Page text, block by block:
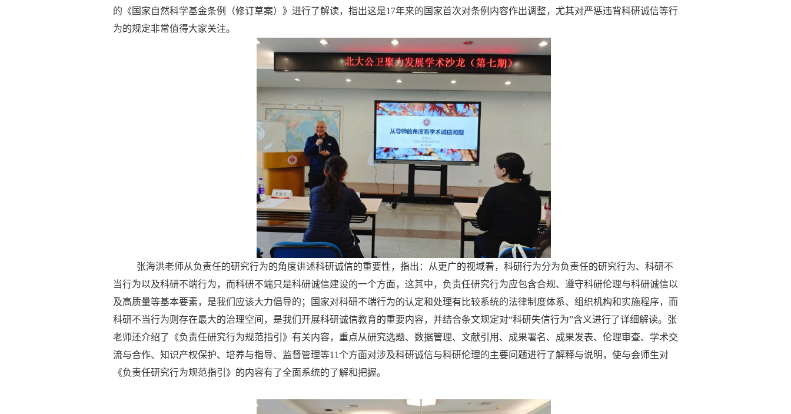
的《国家自然科学基金条例（修订草案）》进行了解读，指出这是17年来的国家首次对条例内容作出调整，尤其对严惩违背科研诚信等行
为的规定非常值得大家关注。
张海洪老师从负责任的研究行为的角度讲述科研诚信的重要性，指出：从更广的视域看，科研行为分为负责任的研究行为、科研不
当行为以及科研不端行为，而科研不端只是科研诚信建设的一个方面，这其中，负责任研究行为应包含合规、遵守科研伦理与科研诚信以
及高质量等基本要素，是我们应该大力倡导的；国家对科研不端行为的认定和处理有比较系统的法律制度体系、组织机构和实施程序，而
科研不当行为则存在最大的治理空间，是我们开展科研诚信教育的重要内容，并结合条文规定对“科研失信行为”含义进行了详细解读。张
老师还介绍了《负责任研究行为规范指引》有关内容，重点从研究选题、数据管理、文献引用、成果署名、成果发表、伦理审查、学术交
流与合作、知识产权保护、培养与指导、监督管理等11个方面对涉及科研诚信与科研伦理的主要问题进行了解释与说明，使与会师生对
《负责任研究行为规范指引》的内容有了全面系统的了解和把握。